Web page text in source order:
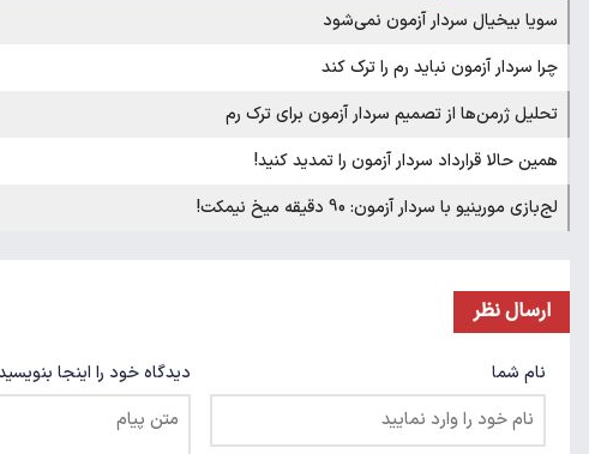
سویا بیخیال سردار آزمون نمی‌شود
چرا سردار آزمون نباید رم را ترک کند
تحلیل ژرمن‌ها از تصمیم سردار آزمون برای ترک رم
همین حالا قرارداد سردار آزمون را تمدید کنید!
لج‌بازی مورینیو با سردار آزمون: 90 دقیقه میخ نیمکت!
ارسال نظر
نام شما دیدگاه خود را اینجا